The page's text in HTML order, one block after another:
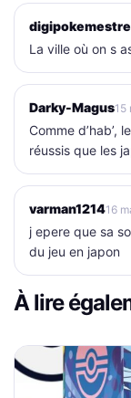
digipokemestre
La ville où on s
Darky-Magus15
Comme d’hab’,
réussis que les
varman121416
j epere que sa
du jeu en japon
À lire